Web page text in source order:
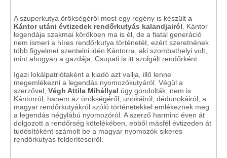
A szuperkutya örökségéről most egy regény is készült a
Kántor utáni évtizedek rendőrkutyás kalandjairól . Kántor
legendája szakmai körökben ma is él, de a fiatal generáció
nem ismeri a híres rendőrkutya történetét, ezért szeretnének
több figyelmet szentelni idén Kántorra, aki szombathelyi volt,
mint ahogyan a gazdája, Csupati is itt szolgált rendőrként.
Igazi lokálpatriótaként a kiadó azt vallja, illő lenne
megemlékezni a legendás nyomozókutyáról. Végül a
szerzővel, Végh Attila Mihállyal úgy gondolták, nem is
Kántorról, hanem az örökségéről, unokáiról, dédunokáiról, a
magyar rendőrkutyákról szóló történetekkel emlékeznek meg
a legendás négylábú nyomozóról. A szerző harminc éven át
dolgozott a rendőrség kötelékében, ebből másfél évtizeden át
tudósítóként számolt be a magyar nyomozók sikeres
rendőrkutyás felderítéseiről.